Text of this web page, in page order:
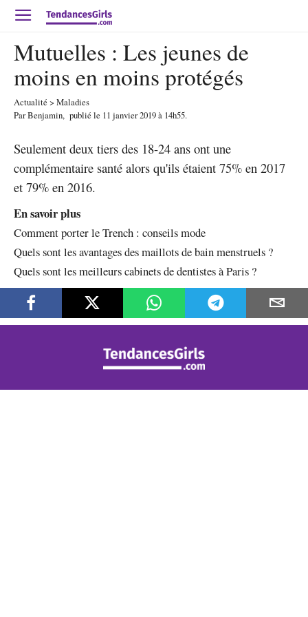
Mutuelles : Les jeunes de
moins en moins protégés
Actualité > Maladies
ParBenjamin, publié le 11 janvier 2019à 14h55.
Seulement deux tiers des 18-24 ans ont une
complémentaire santé alors qu'ils étaient 75% en 2017
et 79% en 2016.
En savoir plus
Comment porter le Trench : conseils mode
Quels sont les avantages des maillots de bain menstruels ?
Quels sont les meilleurs cabinets de dentistes à Paris ?